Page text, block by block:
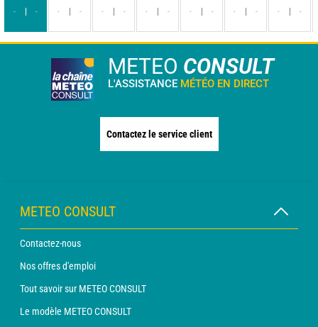
- - - - - - - - - - - - - -
METEO CONSULT
L'ASSISTANCE MÉTÉO EN DIRECT
Contactez le service client
METEO CONSULT
Contactez-nous
Nos offres d'emploi
Tout savoir sur METEO CONSULT
Le modèle METEO CONSULT